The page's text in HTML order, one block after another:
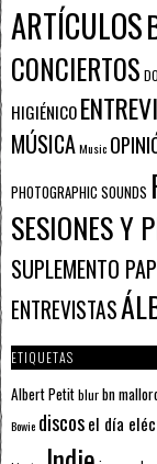
ARTÍCULOS
CONCIERTOS
HIGIÉNICO
MÚSICAMusic
PHOTOGRAPHIC SOUNDS
SESIONES Y
SUPLEMENTO
ENTREVISTAS
ETIQUETAS
Albert Petitblurbn
Bowie discosel día